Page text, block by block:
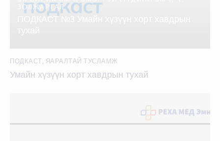
ЗОЛЖАРГАЛ
ПОДКАСТ №3 Умайн хүзүүн хорт хавдрын
ПОДКАСТ, ЯАРАЛТАЙ ТУСЛАМЖ
Умайн хүзүүн хорт хавдрын тухай